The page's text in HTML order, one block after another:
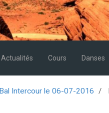
Actualités Cours Danses
Bal Intercour le 06-07-2016